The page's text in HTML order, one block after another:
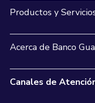
Productos y
Acerca de Banco
Canales de